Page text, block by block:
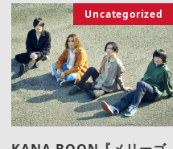
Uncategorized